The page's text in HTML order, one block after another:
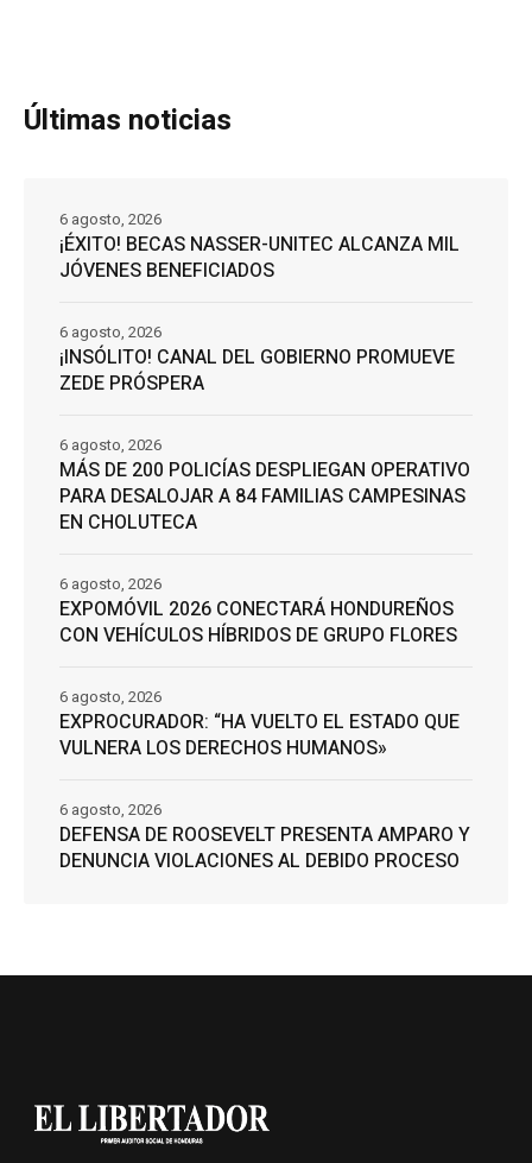
Últimas noticias
¡ÉXITO! BECAS NASSER-UNITEC ALCANZA MIL
JÓVENES BENEFICIADOS
6 agosto, 2026
¡INSÓLITO! CANAL DEL GOBIERNO PROMUEVE
ZEDE PRÓSPERA
6 agosto, 2026
MÁS DE 200 POLICÍAS DESPLIEGAN OPERATIVO
PARA DESALOJAR A 84 FAMILIAS CAMPESINAS
EN CHOLUTECA
6 agosto, 2026
EXPOMÓVIL 2026 CONECTARÁ HONDUREÑOS
CON VEHÍCULOS HÍBRIDOS DE GRUPO FLORES
6 agosto, 2026
EXPROCURADOR: “HA VUELTO EL ESTADO QUE
VULNERA LOS DERECHOS HUMANOS»
6 agosto, 2026
DEFENSA DE ROOSEVELT PRESENTA AMPARO Y
DENUNCIA VIOLACIONES AL DEBIDO PROCESO
6 agosto, 2026